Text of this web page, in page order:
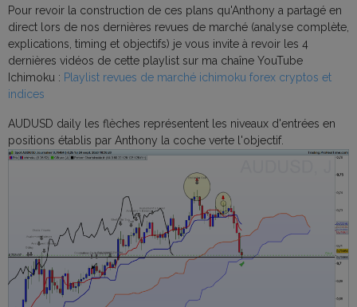
Pour revoir la construction de ces plans qu'Anthony a partagé en
direct lors de nos dernières revues de marché (analyse complète,
explications, timing et objectifs) je vous invite à revoir les 4
dernières vidéos de cette playlist sur ma chaîne YouTube
Ichimoku : Playlist revues de marché ichimoku forex cryptos et
indices
AUDUSD daily les flèches représentent les niveaux d'entrées en
positions établis par Anthony la coche verte l'objectif.